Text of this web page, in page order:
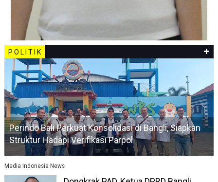
P O L I T I K
Perindo Bali Perkuat Konsolidasi di Bangli, Siapkan
Struktur Hadapi Verifikasi Parpol
Media Indonesia News